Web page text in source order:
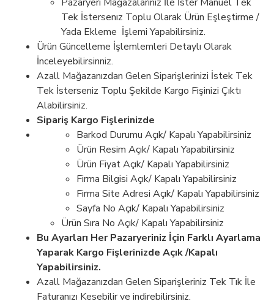
Tek İstersenız Toplu Olarak Ürün Eşleştirme /
Yada Ekleme İşlemi Yapabilirsiniz.
Ürün Güncelleme İşlemlemleri Detaylı Olarak
İnceleyebilirsinniz.
Azall Mağazanızdan Gelen Siparişlerinizi İstek Tek
Tek İsterseniz Toplu Şekilde Kargo Fişinizi Çıktı
Alabilirsiniz.
Sipariş Kargo Fişlerinizde
Barkod Durumu Açık/ Kapalı Yapabilirsiniz
Ürün Resim Açık/ Kapalı Yapabilirsiniz
Ürün Fiyat Açık/ Kapalı Yapabilirsiniz
Firma Bilgisi Açık/ Kapalı Yapabilirsiniz
Firma Site Adresi Açık/ Kapalı Yapabilirsiniz
Sayfa No Açık/ Kapalı Yapabilirsiniz
Ürün Sıra No Açık/ Kapalı Yapabilirsiniz
Bu Ayarları Her Pazaryeriniz İçin Farklı Ayarlama
Yaparak Kargo Fişlerinizde Açık /Kapalı
Yapabilirsiniz.
Azall Mağazanızdan Gelen Siparişleriniz Tek Tık İle
Faturanızı Kesebilir ve indirebilirsiniz.